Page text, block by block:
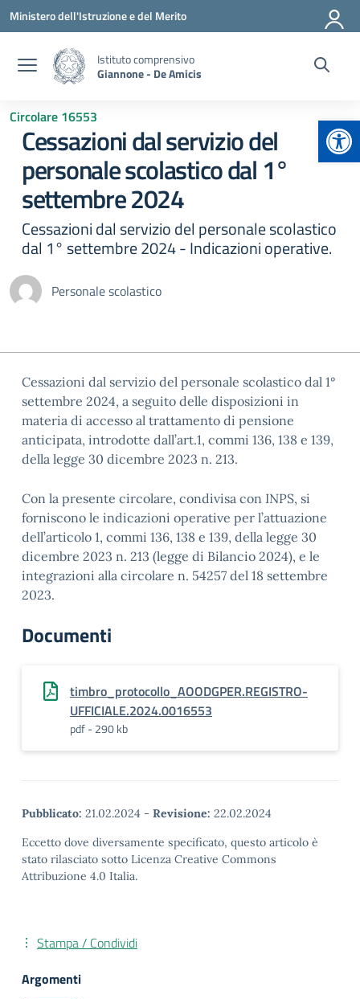
Vai ai contenuti
Vai al menu di navigazione
Vai al footer
Ministero dell'Istruzione e del Merito
Istituto comprensivo
Giannone - De Amicis
Circolare 16553
Cessazioni dal servizio del
personale scolastico dal 1°
settembre 2024
Cessazioni dal servizio del personale scolastico
dal 1° settembre 2024 - Indicazioni operative.
Personale scolastico
Cessazioni dal servizio del personale scolastico dal 1°
settembre 2024, a seguito delle disposizioni in
materia di accesso al trattamento di pensione
anticipata, introdotte dall’art.1, commi 136, 138 e 139,
della legge 30 dicembre 2023 n. 213.
Con la presente circolare, condivisa con INPS, si
forniscono le indicazioni operative per l’attuazione
dell’articolo 1, commi 136, 138 e 139, della legge 30
dicembre 2023 n. 213 (legge di Bilancio 2024), e le
integrazioni alla circolare n. 54257 del 18 settembre
2023.
Documenti
timbro_protocollo_AOODGPER.REGISTRO-
UFFICIALE.2024.0016553
pdf - 290 kb
Pubblicato: 21.02.2024 - Revisione: 22.02.2024
Eccetto dove diversamente specificato, questo articolo è
stato rilasciato sotto Licenza Creative Commons
Attribuzione 4.0 Italia.
Stampa / Condividi
Argomenti